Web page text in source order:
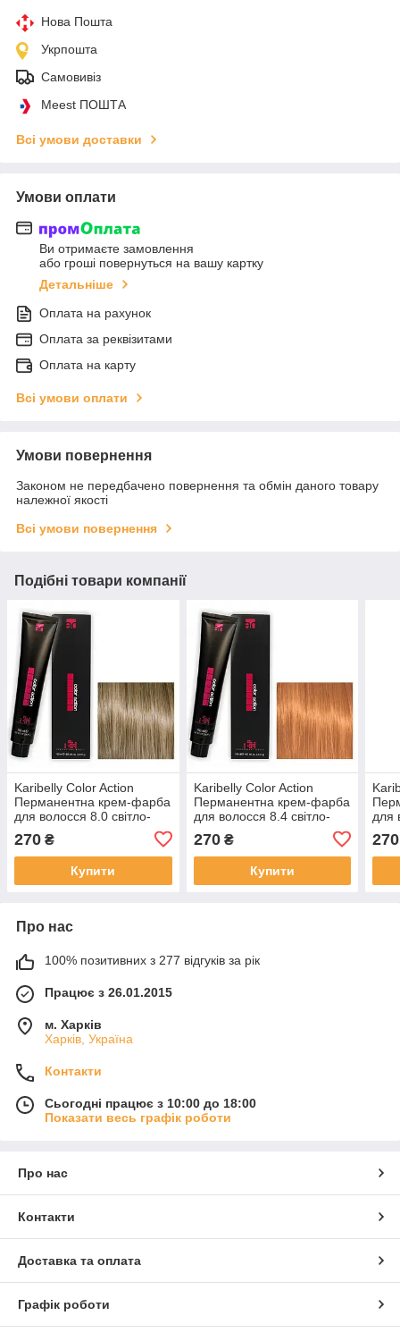
Нова Пошта
Укрпошта
Самовивіз
Meest ПОШТА
Всі умови доставки
Умови оплати
Ви отримаєте замовлення
або гроші повернуться на вашу картку
Детальніше
Оплата на рахунок
Оплата за реквізитами
Оплата на карту
Всі умови оплати
Умови повернення
Законом не передбачено повернення та обмін даного товару
належної якості
Всі умови повернення
Подібні товари компанії
Karibelly Color Action
Перманентна крем-фарба
для волосся 8.0 свiтло-
270 ₴
Купити
Karibelly Color Action
Перманентна крем-фарба
для волосся 8.4 свiтло-
270₴
Купити
для
270
Про нас
100% позитивних з 277 відгуків за рік
Працює з 26.01.2015
м. Харків
Харків, Україна
Контакти
Сьогодні працює з 10:00 до 18:00
Показати весь графік роботи
Про нас
Контакти
Доставка та оплата
Графік роботи